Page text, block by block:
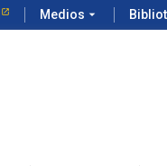
Medios arrow_drop_down